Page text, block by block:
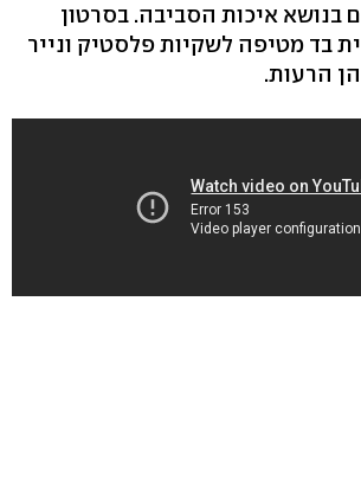
בנושא איכות הסביבה. בסרטון
בד מטיפה לשקיות פלסטיק ונייר
הרעות.